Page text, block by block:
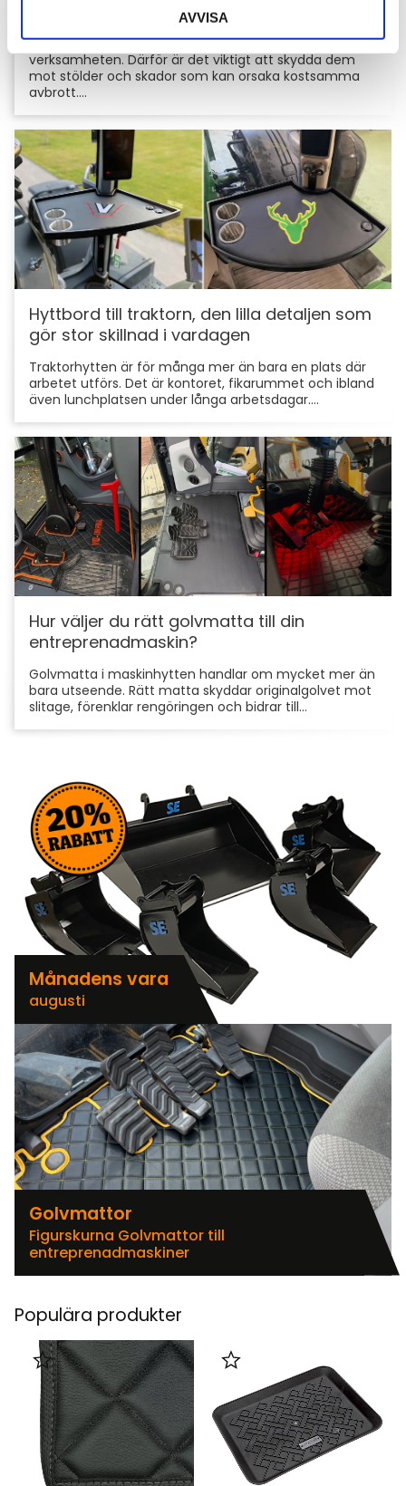
AVVISA
skyddar du din maskin och utrustning
För entreprenörer är maskinerna hjärtat i
verksamheten. Därför är det viktigt att skydda dem
mot stölder och skador som kan orsaka kostsamma
avbrott....
Hyttbord till traktorn, den lilla detaljen som
gör stor skillnad i vardagen
Traktorhytten är för många mer än bara en plats där
arbetet utförs. Det är kontoret, fikarummet och ibland
även lunchplatsen under långa arbetsdagar....
Hur väljer du rätt golvmatta till din
entreprenadmaskin?
Golvmatta i maskinhytten handlar om mycket mer än
bara utseende. Rätt matta skyddar originalgolvet mot
slitage, förenklar rengöringen och bidrar till...
Månadens vara
augusti
Golvmattor
Figurskurna Golvmattor till
entreprenadmaskiner
Populära produkter
Lägg till i favoriter Lägg till i favoriter